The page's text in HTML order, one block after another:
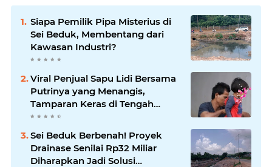
Siapa Pemilik Pipa Misterius di
Sei Beduk, Membentang dari
Kawasan Industri?
Viral Penjual Sapu Lidi Bersama
Putrinya yang Menangis,
Tamparan Keras di Tengah
Maraknya Korupsi
Sei Beduk Berbenah! Proyek
Drainase Senilai Rp32 Miliar
Diharapkan Jadi Solusi